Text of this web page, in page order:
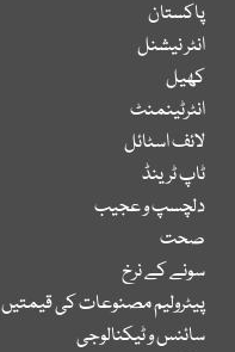
پاکستان
انٹر نیشنل
کھیل
انٹرٹینمنٹ
لائف اسٹائل
ٹاپ ٹرینڈ
دلچسپ و عجیب
صحت
سونے کے نرخ
پیٹرولیم مصنوعات کی قیمتیں
سائنس و ٹیکنالوجی